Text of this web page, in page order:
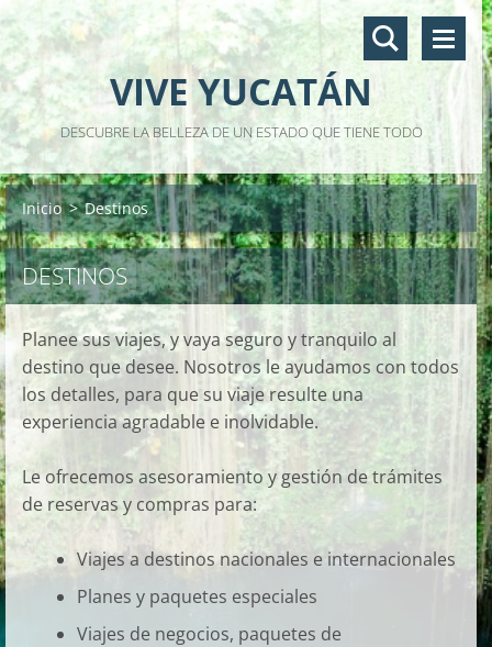
VIVE YUCATÁN
DESCUBRE LA BELLEZA DE UN ESTADO QUE TIENE TODO
Inicio > Destinos
DESTINOS
Planee sus viajes, y vaya seguro y tranquilo al
destino que desee. Nosotros le ayudamos con todos
los detalles, para que su viaje resulte una
experiencia agradable e inolvidable.
Le ofrecemos asesoramiento y gestión de trámites
de reservas y compras para:
Viajes a destinos nacionales e internacionales
Planes y paquetes especiales
Viajes de negocios, paquetes de